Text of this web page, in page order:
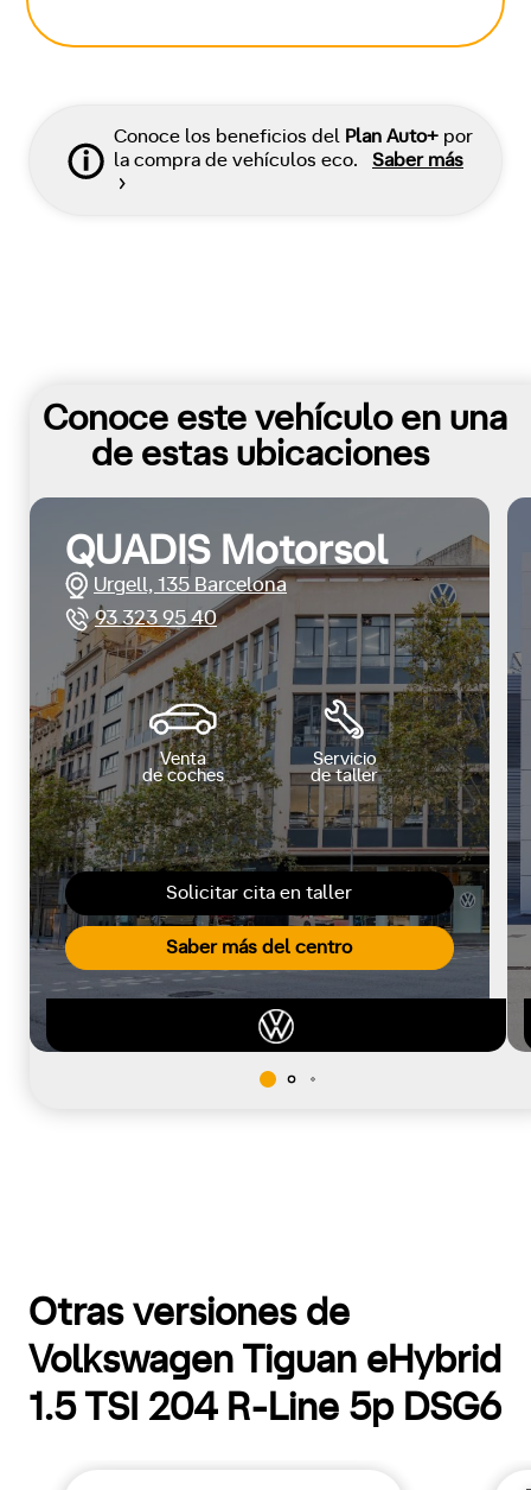
Conoce los beneficios del Plan Auto+ por
la compra de vehículos eco.
Saber más
Conoce este vehículo en una
de estas ubicaciones
Solicitar cita en taller
Saber más del centro
QUADIS Motorsol
Urgell, 135 Barcelona
93 323 95 40
Venta
de coches
Servicio
de taller
Otras versiones de
Volkswagen Tiguan eHybrid
1.5 TSI 204 R-Line 5p DSG6